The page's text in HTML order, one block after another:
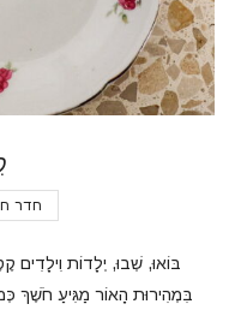
חדר
בּוֹאוּ, שְׁבוּ, יְלָדוֹת
בִּמְהִירוּת הָאוֹר מַגִּיעַ חֹשֶׁךְ